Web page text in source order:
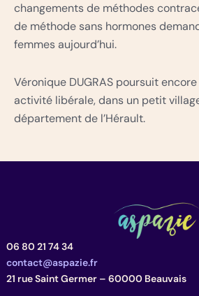
changements de méthodes
de méthode sans hormones
femmes aujourd’hui.
Véronique DUGRAS poursuit
activité libérale, dans un petit
département de l’Hérault.
06 80 21 74 34
contact@aspazie.fr
21 rue Saint Germer – 60000 Beauvais